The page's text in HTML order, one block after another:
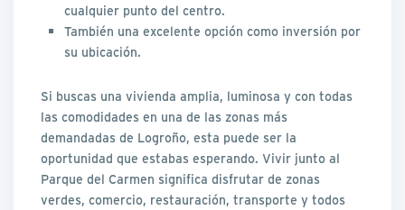
cualquier punto del centro.
También una excelente opción como inversión por
su ubicación.
Si buscas una vivienda amplia, luminosa y con todas
las comodidades en una de las zonas más
demandadas de Logroño, esta puede ser la
oportunidad que estabas esperando. Vivir junto al
Parque del Carmen significa disfrutar de zonas
verdes, comercio, restauración, transporte y todos